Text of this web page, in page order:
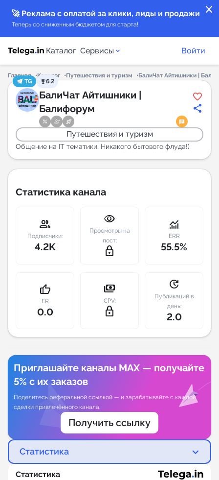
close
🚀 Реклама с оплатой за клики, лиды и продажи
Теперь со сниженным бюджетом для старта!
Каталог Сервисы
Каталог каналов
Каталог ботов
Горящие предложения
Индекс читаемости каналов в Telegram
Индивидуальное сопровождение
Войти
Главная Каталог Путешествия и туризм
БалиЧат Айтишники |
TG
6.2
БалиЧат Айтишники |
Балифорум
Путешествия и туризм
Общение на IT тематики. Никакого бытового флуда!)
Статистика канала
group
Подписчики:
4.2K
visibility
Просмотры на
пост:
lock_outline
monitoring
ERR
55.5%
thumb_up
ER
0.0
payments
CPV:
lock_outline
update
Публикаций в
день:
2.0
Приглашайте каналы MAX — получайте
5% с их заказов
Поделитесь реферальной ссылкой — и зарабатывайте с каждой
сделки привлечённого канала.
Получить ссылку
Статистика
Статистика